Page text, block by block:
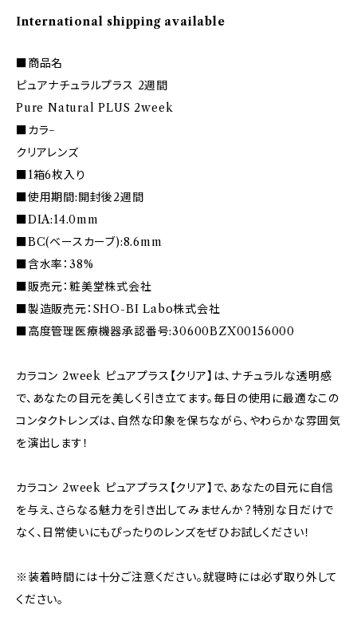
International shipping available
■商品名
ピュアナチュラルプラス 2週間
Pure Natural PLUS 2week
■カラ−
クリアレンズ
■1箱6枚入り
■使用期間:開封後2週間
■DIA:14.0mm
■BC(ベースカーブ):8.6mm
■含水率：38%
■販売元：粧美堂株式会社
■製造販売元：SHO-BI Labo株式会社
■高度管理医療機器承認番号:30600BZX00156000
カラコン 2week ピュアプラス【クリア】は、ナチュラルな透明感
で、あなたの目元を美しく引き立てます。毎日の使用に最適なこの
コンタクトレンズは、自然な印象を保ちながら、やわらかな雰囲気
を演出します！
カラコン 2week ピュアプラス【クリア】で、あなたの目元に自信
を与え、さらなる魅力を引き出してみませんか？特別な日だけで
なく、日常使いにもぴったりのレンズをぜひお試しください！
※装着時間には十分ご注意ください。就寝時には必ず取り外して
ください。